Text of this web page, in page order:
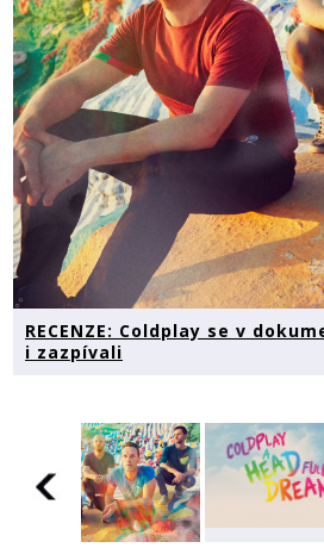
RECENZE: Coldplay se v
i zazpívali